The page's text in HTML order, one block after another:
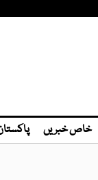
خاص خبریں